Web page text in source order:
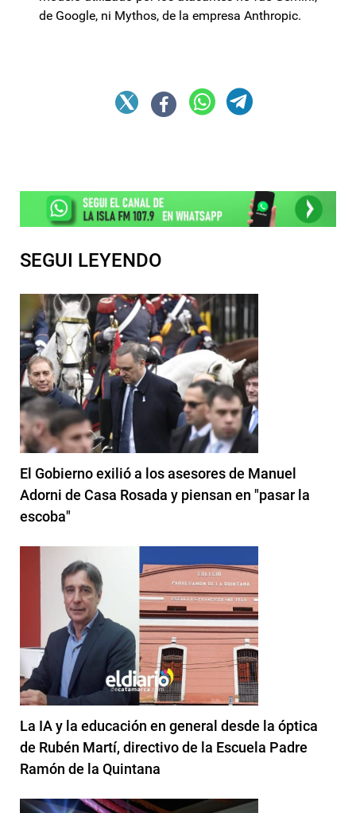
de Google, ni Mythos, de la empresa Anthropic.
SEGUI LEYENDO
El Gobierno exilió a los asesores de Manuel
Adorni de Casa Rosada y piensan en "pasar la
escoba"
La IA y la educación en general desde la óptica
de Rubén Martí, directivo de la Escuela Padre
Ramón de la Quintana